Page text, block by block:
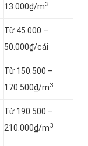
13.000₫/m3
Từ 45.000 –
50.000₫/cái
Từ 150.500 –
170.500₫/m3
Từ 190.500 –
210.000₫/m3